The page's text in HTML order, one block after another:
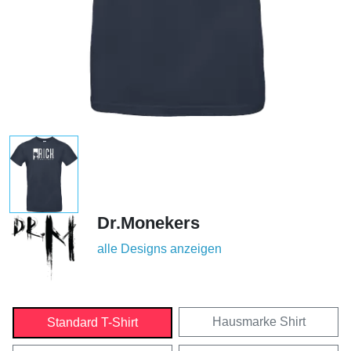
Dr.Monekers
alle Designs anzeigen
Standard T-Shirt Hausmarke Shirt